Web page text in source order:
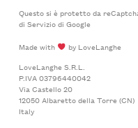
Questo si è protetto da
di Serviziodi Google
Made with
by LoveLanghe
LoveLanghe S.R.L.
P.IVA 03796440042
Via Castello 20
12050 Albaretto della Torre (CN)
Italy